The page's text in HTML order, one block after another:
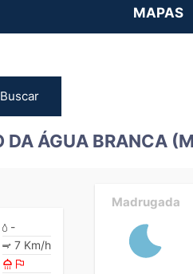
MAPAS
Buscar
DA ÁGUA BRANCA
-
7 Km/h
Madrugada